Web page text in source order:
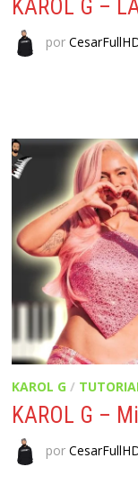
KAROL G –
por
KAROL G /
KAROL G –
por